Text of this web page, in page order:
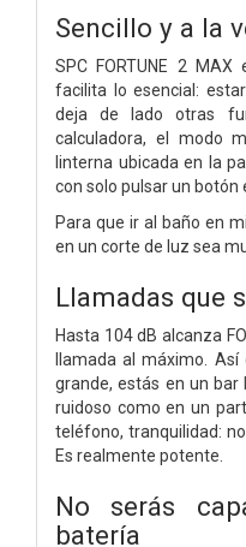
Sencillo y a la
SPC FORTUNE 2
facilita lo esencial:
deja de lado otras
calculadora, el modo
linterna ubicada en la
con solo pulsar un botón
Para que ir al baño en
en un corte de luz sea
Llamadas que
Hasta 104 dB alcanza
llamada al máximo.
grande, estás en un
ruidoso como en un
teléfono, tranquilidad:
Es realmente potente.
No serás
batería